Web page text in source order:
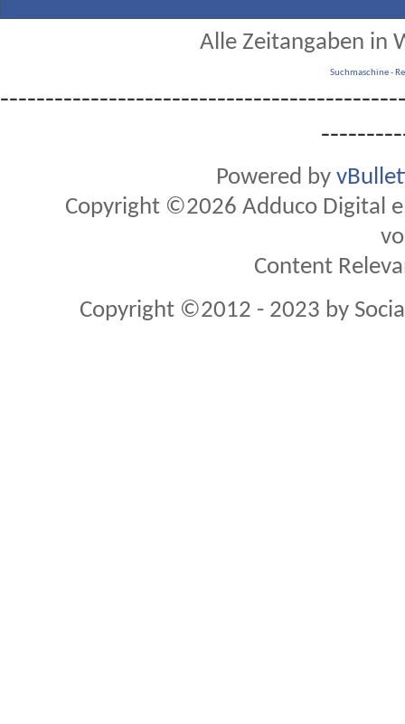
Alle Zeitangaben in
Suchmaschine-
Powered by
Copyright ©2026 Adduco Digital
Content
Copyright ©2012 - 2023 by